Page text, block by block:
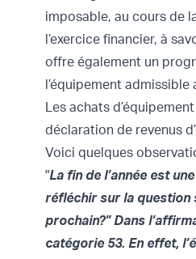
imposable, au cours de
l’exercice financier, à
offre également un
l’équipement
Les achats
déclaration de revenus
Voici quelques
"La fin de l’année est
réfléchir sur la question
prochain?” Dans
catégorie 53. En effet,